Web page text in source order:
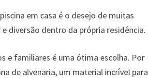
em casa é o desejo de muitas
diversão dentro da própria residência.
e familiares é uma ótima escolha. Por
de alvenaria, um material incrível para